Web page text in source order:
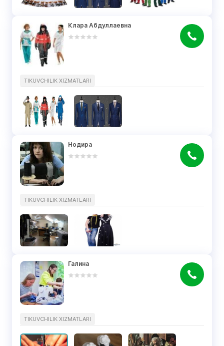
Клара Абдуллаевна
TIKUVCHILIK XIZMATLARI
Нодира
TIKUVCHILIK XIZMATLARI
Галина
TIKUVCHILIK XIZMATLARI